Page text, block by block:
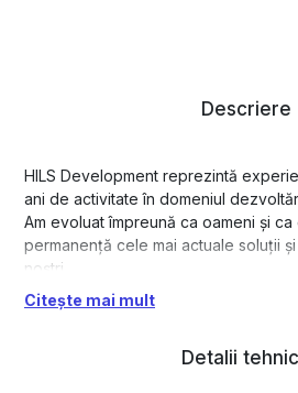
Descriere
HILS Development reprezintă
ani de activitate în domeniul
Am evoluat împreună ca oameni și
permanență cele mai actuale soluții
noștri.
Astăzi, suntem în măsură să
comunități noi și solide.
Citește mai mult
Detalii